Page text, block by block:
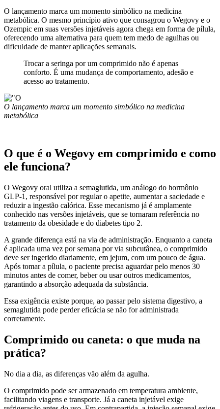
O lançamento marca um momento simbólico na medicina
metabólica. O mesmo princípio ativo que consagrou o Wegovy e o
Ozempic em suas versões injetáveis agora chega em forma de pílula,
oferecendo uma alternativa para quem tem medo de agulhas ou
dificuldade de manter aplicações semanais.
Trocar a seringa por um comprimido não é apenas
conforto. É uma mudança de comportamento, adesão e
acesso ao tratamento.
O lançamento marca um momento simbólico na medicina
metabólica
O que é o Wegovy em comprimido e como
ele funciona?
O Wegovy oral utiliza a semaglutida, um análogo do hormônio
GLP-1, responsável por regular o apetite, aumentar a saciedade e
reduzir a ingestão calórica. Esse mecanismo já é amplamente
conhecido nas versões injetáveis, que se tornaram referência no
tratamento da obesidade e do diabetes tipo 2.
A grande diferença está na via de administração. Enquanto a caneta
é aplicada uma vez por semana por via subcutânea, o comprimido
deve ser ingerido diariamente, em jejum, com um pouco de água.
Após tomar a pílula, o paciente precisa aguardar pelo menos 30
minutos antes de comer, beber ou usar outros medicamentos,
garantindo a absorção adequada da substância.
Essa exigência existe porque, ao passar pelo sistema digestivo, a
semaglutida pode perder eficácia se não for administrada
corretamente.
Comprimido ou caneta: o que muda na
prática?
No dia a dia, as diferenças vão além da agulha.
O comprimido pode ser armazenado em temperatura ambiente,
facilitando viagens e transporte. Já a caneta injetável exige